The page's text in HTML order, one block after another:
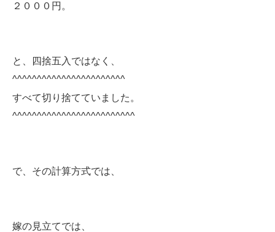
２０００円。
と、四捨五入ではなく、
^^^^^^^^^^^^^^^^^^^^^^^
すべて切り捨てていました。
^^^^^^^^^^^^^^^^^^^^^^^^^
で、その計算方式では、
嫁の見立てでは、